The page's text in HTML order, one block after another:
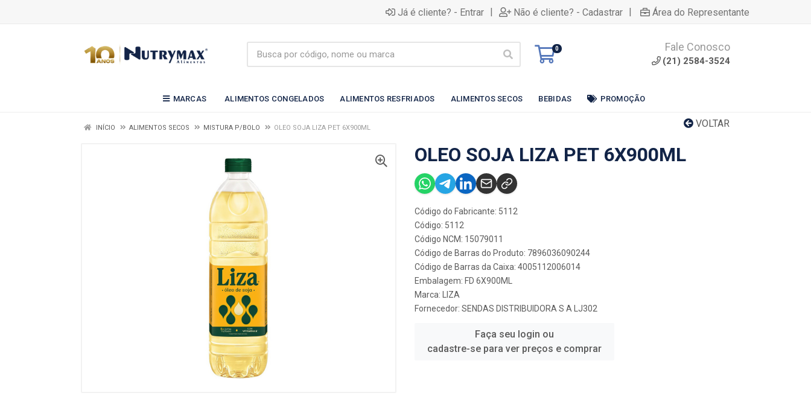
Já é cliente? - Entrar | Não é cliente? - Cadastrar | Área do Representante
0 Fale Conosco
(21) 2584-3524
MARCAS ALIMENTOS CONGELADOS ALIMENTOS RESFRIADOS ALIMENTOS SECOS BEBIDAS PROMOÇÃO
VOLTAR
INÍCIO ALIMENTOS SECOS MISTURA P/BOLO OLEO SOJA LIZA PET 6X900ML
OLEO SOJA LIZA PET 6X900ML
Código do Fabricante: 5112
Código: 5112
Código NCM: 15079011
Código de Barras do Produto: 7896036090244
Código de Barras da Caixa: 4005112006014
Embalagem: FD 6X900ML
Marca:
LIZA
Fornecedor: SENDAS DISTRIBUIDORA S A LJ302
Faça seu login ou
cadastre-se para ver preços e comprar